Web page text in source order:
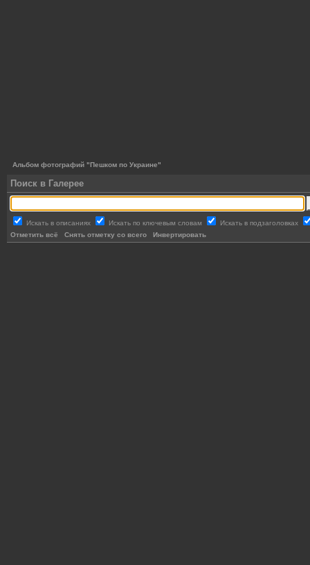
Альбом фотографий "Пешком по Украине"
Поиск в Галерее
Искать в описаниях Искать по ключевым словам
Искать в подзаголовках
Отметить всё
Снять отметку со всего Инвертировать